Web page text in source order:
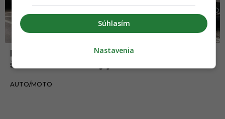
Nezničiteľné autá, ktoré odmietajú ísť do
šrotu. Tieto modely jazdia takmer večne
AUTO/MOTO
Súhlasím
Nastavenia